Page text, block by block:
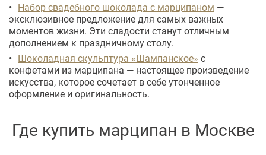
Набор свадебного шоколада с марципаном —
эксклюзивное предложение для самых важных
моментов жизни. Эти сладости станут отличным
дополнением к праздничному столу.
Шоколадная скульптура «Шампанское» с
конфетами из марципана — настоящее произведение
искусства, которое сочетает в себе утонченное
оформление и оригинальность.
Где купить марципан в Москве